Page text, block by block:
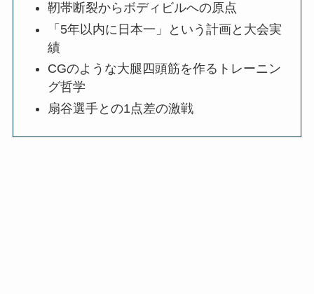
靭帯断裂からボディビルへの原点
「5年以内に日本一」という計画と大会実
績
CGのような大腿四頭筋を作るトレーニン
グ哲学
扇谷選手との1点差の激戦